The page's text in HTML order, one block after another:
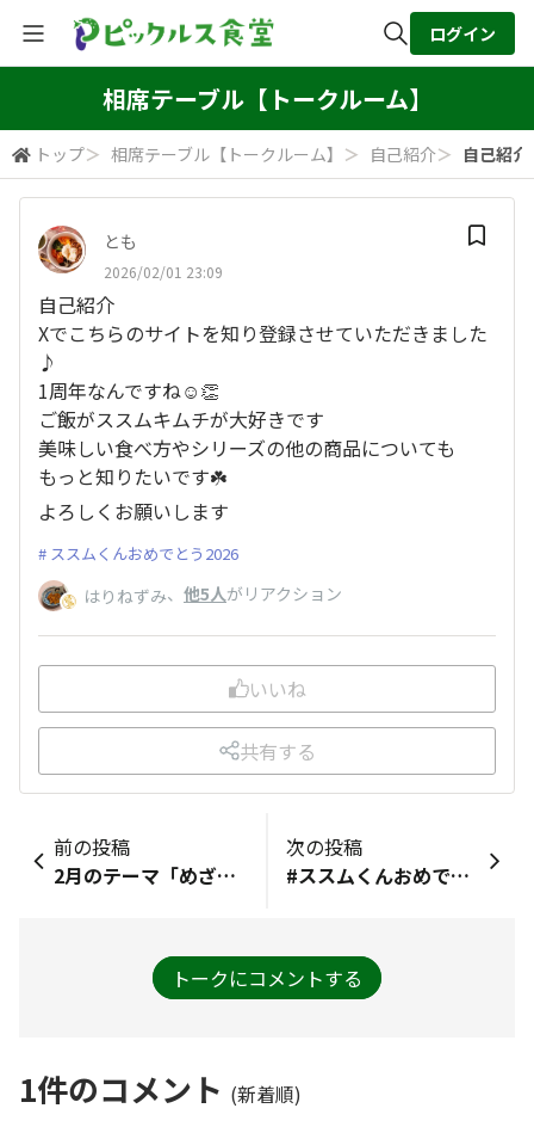
全体検索
検索
ログイン
相席テーブル【トークルーム】
トップ＞ 相席テーブル【トークルーム】 ＞ 自己紹介＞ 自己紹
とも
2026/02/01 23:09
自己紹介
Xでこちらのサイトを知り登録させていただきました
♪
1周年なんですね☺️👏
ご飯がススムキムチが大好きです
美味しい食べ方やシリーズの他の商品についても
もっと知りたいです☘️
よろしくお願いします
ススムくんおめでとう2026
はりねずみ、 他5人がリアクション
いいね
共有する
前の投稿
2月のテーマ「めざせ100食！みんなでススムキムチを食べよう🍚」 ご飯がススムキムチが好きです😊 程よくピリ辛でほんのり甘さがあり 食材のシャキシャキ感が美味しいです♪ ご飯と食べたり きゅうりや韓国海苔などと和え物にしたりして 朝や夕によく食べています🌸
次の投稿
#ススムくんおめでとう2026 ススムくん、どの種類も美味しい。キムチ鍋に 贅沢に使います。 麺類に使っても何でも良いなぁ
トークにコメントする
1件のコメント (新着順)